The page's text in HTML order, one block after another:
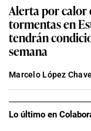
Alerta por calor
tormentas en
tendrán
semana
Marcelo López
Lo último en